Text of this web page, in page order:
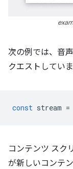
次の例では、音
クエストしていま
const stream =
コンテンツ スク
が新しいコンテ